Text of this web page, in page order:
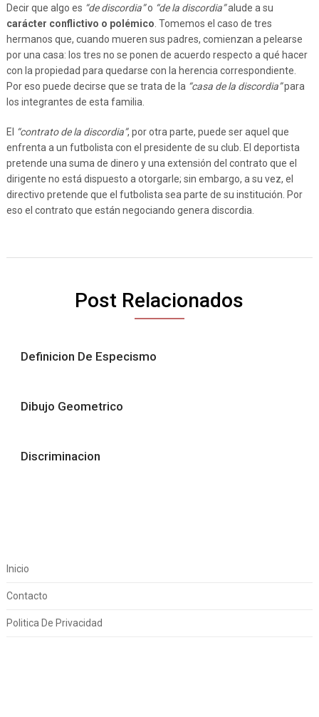
Decir que algo es “de discordia”o “de la discordia”alude a su
carácter conflictivo o polémico . Tomemos el caso de tres
hermanos que, cuando mueren sus padres, comienzan a pelearse
por una casa: los tres no se ponen de acuerdo respecto a qué hacer
con la propiedad para quedarse con la herencia correspondiente.
Por eso puede decirse que se trata de la “casa de la discordia”para
los integrantes de esta familia.
El “contrato de la discordia”, por otra parte, puede ser aquel que
enfrenta a un futbolista con el presidente de su club. El deportista
pretende una suma de dinero y una extensión del contrato que el
dirigente no está dispuesto a otorgarle; sin embargo, a su vez, el
directivo pretende que el futbolista sea parte de su institución. Por
eso el contrato que están negociando genera discordia.
Post Relacionados
Definicion De Especismo
Dibujo Geometrico
Discriminacion
Inicio
Contacto
Politica De Privacidad